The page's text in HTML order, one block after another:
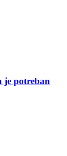
je potreban